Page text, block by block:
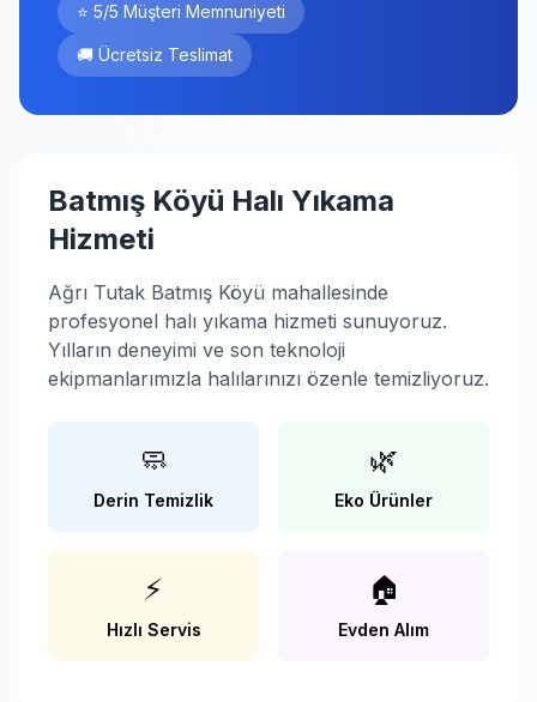
⭐ 5/5 Müşteri Memnuniyeti
🚚 Ücretsiz Teslimat
Batmış Köyü Halı Yıkama
Hizmeti
Ağrı Tutak Batmış Köyü mahallesinde
profesyonel halı yıkama hizmeti sunuyoruz.
Yılların deneyimi ve son teknoloji
ekipmanlarımızla halılarınızı özenle temizliyoruz.
🧼
Derin Temizlik
🌿
Eko Ürünler
⚡
Hızlı Servis
🏠
Evden Alım